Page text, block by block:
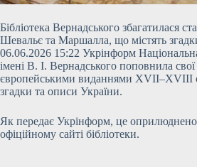
Бібліотека Вернадського збагатилася
Шевальє та Маршалла, що містять
06.06.2026 15:22 Укрінформ
імені В. І. Вернадського поповнила
європейськими виданнями XVII–XVIII
згадки та описи України.
Як передає Укрінформ, це оприлюднено
офіційному сайті бібліотеки.